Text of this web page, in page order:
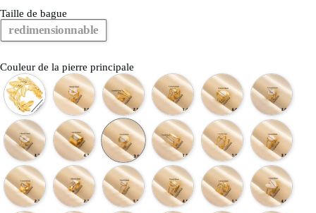
Taille de bague
redimensionnable
Couleur de la pierre principale